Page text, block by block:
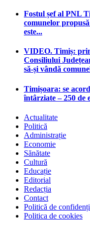
Fostul șef al PNL
comunelor
este...
VIDEO. Timiș:
Consiliului
să-și vândă
Timișoara: se
întârziate – 250 de
Actualitate
Politică
Administrație
Economie
Sănătate
Cultură
Educație
Editorial
Redacția
Contact
Politică de
Politica de cookies